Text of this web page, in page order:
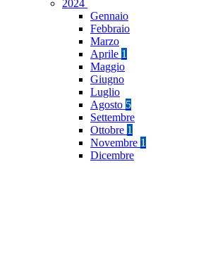
2024
Gennaio
Febbraio
Marzo
Aprile 1
Maggio
Giugno
Luglio
Agosto 5
Settembre
Ottobre 1
Novembre 1
Dicembre